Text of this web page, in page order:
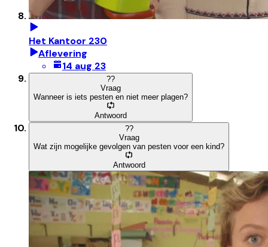
Het Kantoor 230
Aflevering
14 aug 23
??
Vraag
Wanneer is iets pesten en niet meer plagen?
Antwoord
??
Vraag
Wat zijn mogelijke gevolgen van pesten voor een kind?
Antwoord